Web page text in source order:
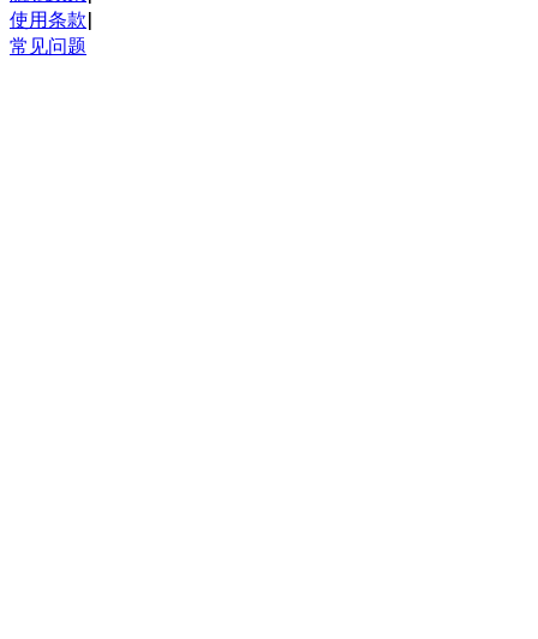
使用条款|
常见问题